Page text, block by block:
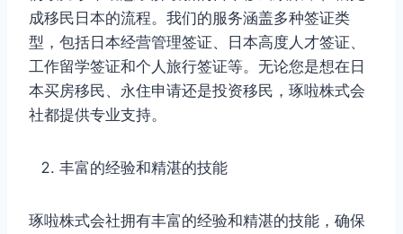
成移民日本的流程。我们的服务涵盖多种签证类
型，包括日本经营管理签证、日本高度人才签证、
工作留学签证和个人旅行签证等。无论您是想在日
本买房移民、永住申请还是投资移民，琢啦株式会
社都提供专业支持。
丰富的经验和精湛的技能
琢啦株式会社拥有丰富的经验和精湛的技能，确保